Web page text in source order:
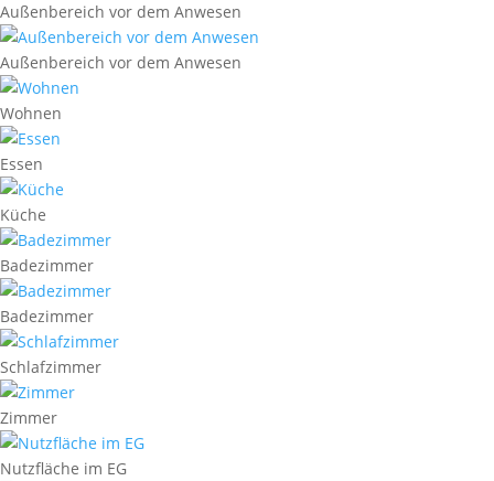
Außenbereich vor dem Anwesen
Außenbereich vor dem Anwesen
Wohnen
Essen
Küche
Badezimmer
Badezimmer
Schlafzimmer
Zimmer
Nutzfläche im EG